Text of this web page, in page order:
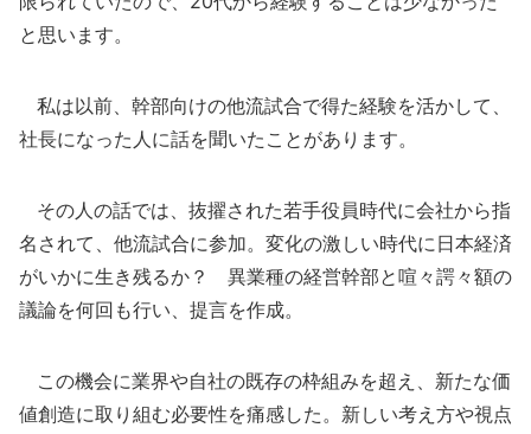
と思います。
私は以前、幹部向けの他流試合で得た経験を活かして、
社長になった人に話を聞いたことがあります。
その人の話では、抜擢された若手役員時代に会社から指
名されて、他流試合に参加。変化の激しい時代に日本経済
がいかに生き残るか？ 異業種の経営幹部と喧々諤々額の
議論を何回も行い、提言を作成。
この機会に業界や自社の既存の枠組みを超え、新たな価
値創造に取り組む必要性を痛感した。新しい考え方や視点